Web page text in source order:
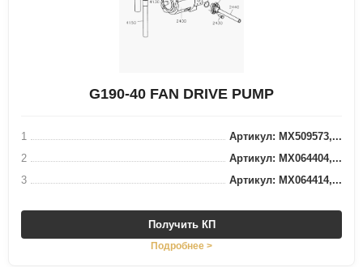
G190-40 FAN DRIVE PUMP
1
Артикул: MX509573,...
2
Артикул: MX064404,...
3
Артикул: MX064414,...
Получить КП
Подробнее >